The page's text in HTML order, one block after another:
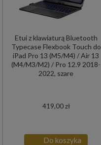
Etui z klawiaturą Bluetooth
Typecase Flexbook Touch do
iPad Pro 13 (M5/M4) / Air 13
(M4/M3/M2) / Pro 12.9 2018-
2022, szare
419,00 zł
Do koszyka